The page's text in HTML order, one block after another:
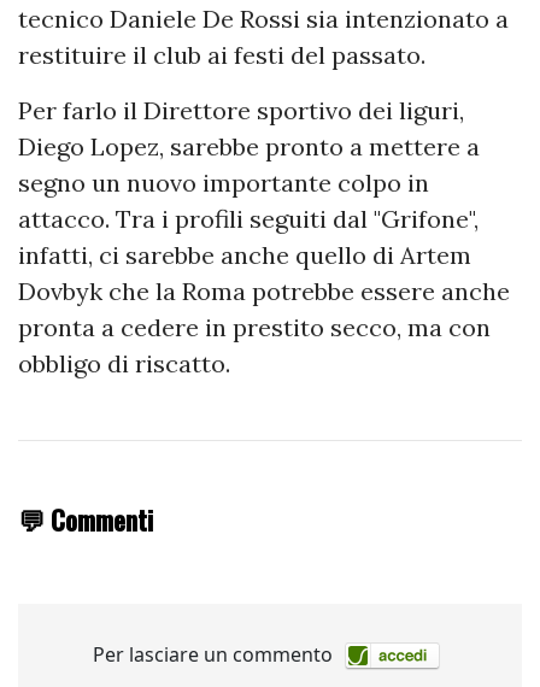
tecnico Daniele De Rossi sia intenzionato a
restituire il club ai festi del passato.
Per farlo il Direttore sportivo dei liguri,
Diego Lopez, sarebbe pronto a mettere a
segno un nuovo importante colpo in
attacco. Tra i profili seguiti dal "Grifone",
infatti, ci sarebbe anche quello di Artem
Dovbyk che la Roma potrebbe essere anche
pronta a cedere in prestito secco, ma con
obbligo di riscatto.
💬 Commenti